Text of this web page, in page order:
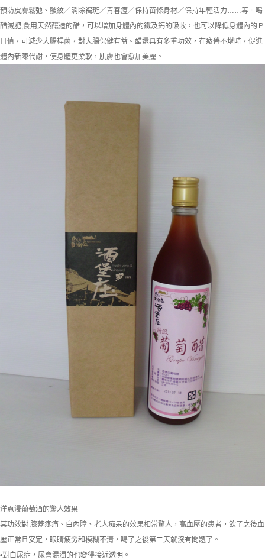
預防皮膚鬆弛、皺紋／消除褐斑／青春痘／保持苗條身材／保持年輕活力……等。喝
醋減肥,食用天然釀造的醋，可以增加身體內的鐵及鈣的吸收，也可以降低身體內的Ｐ
Ｈ值，可減少大腸桿菌，對大腸保健有益。醋還具有多重功效，在疲倦不堪時，促進
體內新陳代謝，使身體更柔軟，肌膚也會愈加美麗。
洋蔥浸葡萄酒的驚人效果
其功效對 膝蓋疼痛、白內障、老人痴呆的效果相當驚人，高血壓的患者，飲了之後血
壓正常且安定，眼睛疲勞和模糊不清，喝了之後第二天就沒有問題了。
•對白尿症，尿會混濁的也變得接近透明。